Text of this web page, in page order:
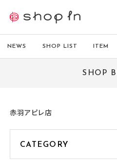
NEWS SHOP LIST ITEM
SHOP
赤羽アピレ店